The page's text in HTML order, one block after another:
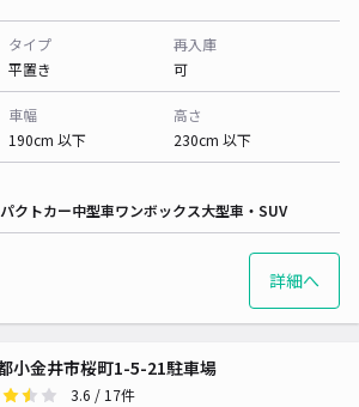
タイプ
平置き
再入庫
可
車幅
190cm 以下
高さ
230cm 以下
クトカー中型車ワンボックス大型車・SUV
詳細へ
小金井市桜町1-5-21駐車場
3.6 / 17件